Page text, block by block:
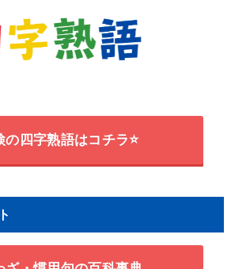
の四字熟語はコチラ⭐